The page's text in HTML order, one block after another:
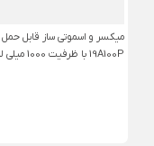
19A100P با ظرفیت 1000 میلی لیتر